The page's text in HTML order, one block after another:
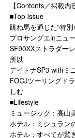
【Contents／掲載内
■Top Issue
跳ね馬を通じた"特
プロサングエinニュ
SF90XXストラダー
所以
デイトナSP3 withミ
FOCJツーリングド
しむ
■Lifestyle
ミュージック：高山
ホテル：ミシュラン
ホテル：すべてが驚